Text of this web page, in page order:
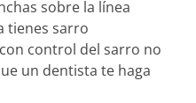
sobre la línea
tienes sarro
control del sarro no
un dentista te haga